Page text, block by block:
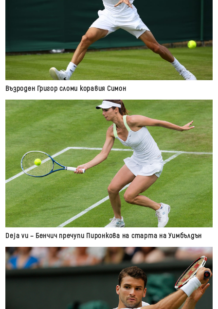
Възроден Григор сломи коравия Симон
Deja vu – Бенчич пречупи Пиронкова на старта на Уимбълдън